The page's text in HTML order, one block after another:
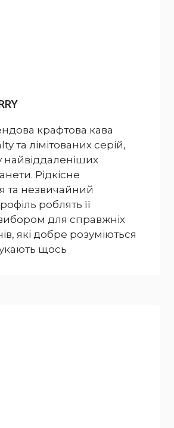
крафтова кава
та лімітованих серій,
Рідкісне
та незвичайний
роблять її
для справжніх
які добре розуміються
щось